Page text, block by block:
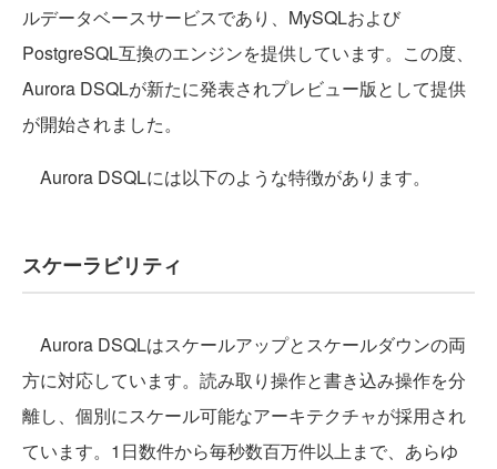
ルデータベースサービスであり、MySQLおよび
PostgreSQL互換のエンジンを提供しています。この度、
Aurora DSQLが新たに発表されプレビュー版として提供
が開始されました。
Aurora DSQLには以下のような特徴があります。
スケーラビリティ
Aurora DSQLはスケールアップとスケールダウンの両
方に対応しています。読み取り操作と書き込み操作を分
離し、個別にスケール可能なアーキテクチャが採用され
ています。1日数件から毎秒数百万件以上まで、あらゆ